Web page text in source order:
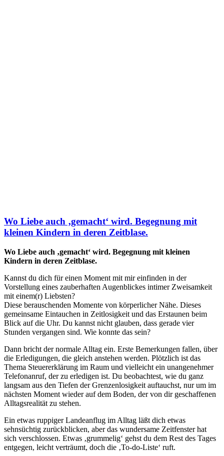
Wo Liebe auch ‚gemacht‘ wird. Begegnung mit
kleinen Kindern in deren Zeitblase.
Wo Liebe auch ‚gemacht‘ wird. Begegnung mit kleinen
Kindern in deren Zeitblase.
Kannst du dich für einen Moment mit mir einfinden in der
Vorstellung eines zauberhaften Augenblickes intimer Zweisamkeit
mit einem(r) Liebsten?
Diese berauschenden Momente von körperlicher Nähe. Dieses
gemeinsame Eintauchen in Zeitlosigkeit und das Erstaunen beim
Blick auf die Uhr. Du kannst nicht glauben, dass gerade vier
Stunden vergangen sind. Wie konnte das sein?
Dann bricht der normale Alltag ein. Erste Bemerkungen fallen, über
die Erledigungen, die gleich anstehen werden. Plötzlich ist das
Thema Steuererklärung im Raum und vielleicht ein unangenehmer
Telefonanruf, der zu erledigen ist. Du beobachtest, wie du ganz
langsam aus den Tiefen der Grenzenlosigkeit auftauchst, nur um im
nächsten Moment wieder auf dem Boden, der von dir geschaffenen
Alltagsrealität zu stehen.
Ein etwas ruppiger Landeanflug im Alltag läßt dich etwas
sehnsüchtig zurückblicken, aber das wundersame Zeitfenster hat
sich verschlossen. Etwas ‚grummelig‘ gehst du dem Rest des Tages
entgegen, leicht verträumt, doch die ‚To-do-Liste‘ ruft.